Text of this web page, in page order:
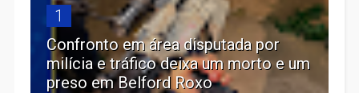
1
Confronto em área disputada por
milícia e tráfico deixa um morto e um
preso em Belford Roxo